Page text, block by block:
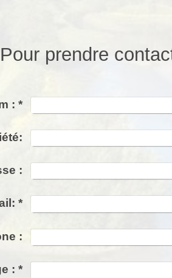
Pour prendre
: *
:
*
:
: *